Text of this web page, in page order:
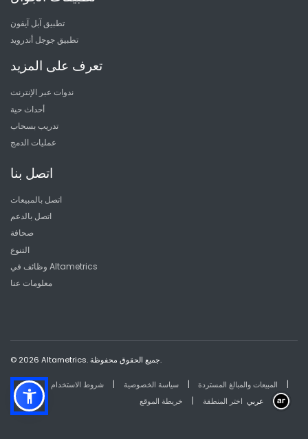
تطبيق آبل آيفون
تطبيق جوجل أندرويد
تعرف على المزيد
ندوات عبر الإنترنت
أحداث حية
تدريب بسحاب
عمليات الدمج
اتصل بنا
اتصل بالمبيعات
اتصل بالدعم
صحافة
التنوع
وظائف في Altametrics
معلومات عنا
© 2026 Altametrics. جميع الحقوق محفوظة.
شروط الاستخدام | سياسة الخصوصية | المبيعات والمبالغ المستردة |
خريطة الموقع | اختر المنطقة عربي